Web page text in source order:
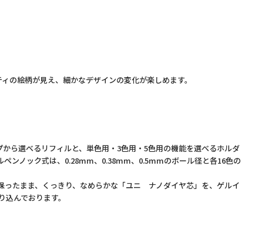
絵柄が見え、細かなデザインの変化が楽しめます。
ら選べるリフィルと、単色用・3色用・5色用の機能を選べるホルダ
ンノック式は、0.28mm、0.38mm、0.5mmのボール径と各16色の
たまま、くっきり、なめらかな「ユニ ナノダイヤ芯」を、ゲルイ
んでおります。